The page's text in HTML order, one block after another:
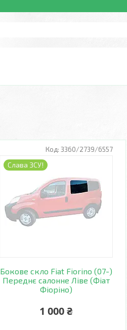
3360/2739/6557
Слава ЗСУ!
Бокове скло Fiat Fiorino (07-)
Переднє салонне Ліве (Фіат
Фіоріно)
1 000 ₴